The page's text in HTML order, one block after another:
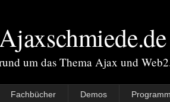
um das Thema Ajax und
Fachbücher Demos